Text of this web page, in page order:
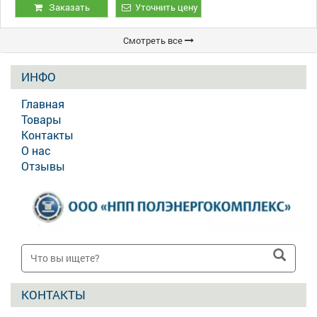
ВП-20/9
Заказать Уточнить цену
Смотреть все
ИНФО
Главная
Товары
Контакты
О нас
Отзывы
КОНТАКТЫ